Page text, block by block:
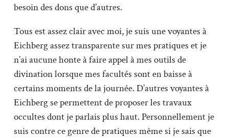
besoin des dons que d’autres.
Tous est assez clair avec moi, je suis une voyantes à
Eichberg assez transparente sur mes pratiques et je
n’ai aucune honte à faire appel à mes outils de
divination lorsque mes facultés sont en baisse à
certains moments de la journée. D’autres voyantes à
Eichberg se permettent de proposer les travaux
occultes dont je parlais plus haut. Personnellement je
suis contre ce genre de pratiques même si je sais que